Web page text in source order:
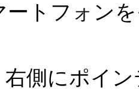
ートフォン
側にポイ